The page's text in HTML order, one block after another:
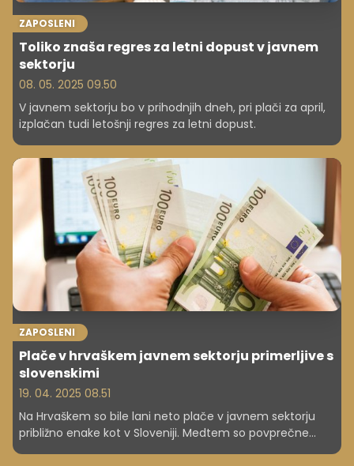
ZAPOSLENI
Toliko znaša regres za letni dopust v javnem
sektorju
08. 05. 2025 09.50
V javnem sektorju bo v prihodnjih dneh, pri plači za april,
izplačan tudi letošnji regres za letni dopust.
ZAPOSLENI
Plače v hrvaškem javnem sektorju primerljive s
slovenskimi
19. 04. 2025 08.51
Na Hrvaškem so bile lani neto plače v javnem sektorju
približno enake kot v Sloveniji. Medtem so povprečne
neto plače v slovenskem gospodarstvu višje za 15,8